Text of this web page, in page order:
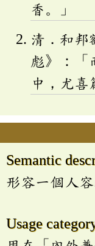
香。」
清．和邦
彪》：「
中，尤喜
Semantic
形容一個人
Usage